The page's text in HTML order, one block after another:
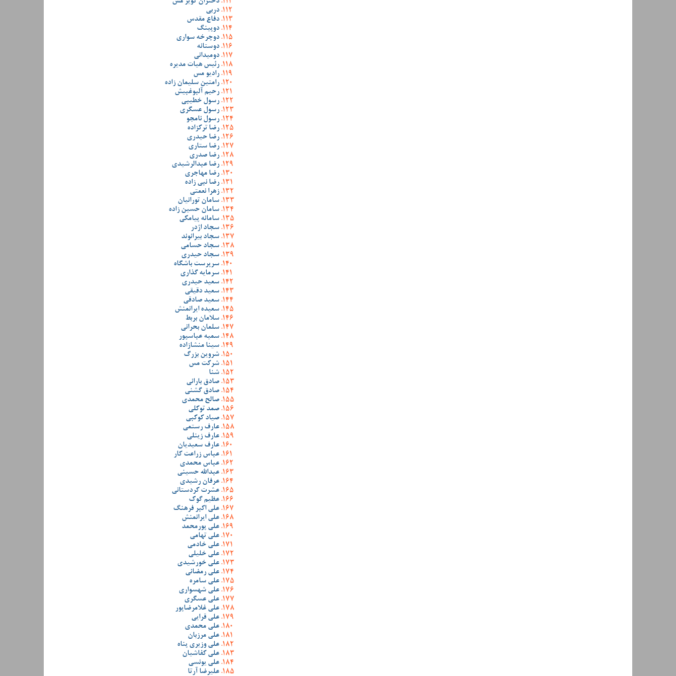
دربی
دفاع مقدس
دوپینگ
دوچرخه سواری
دوستانه
دومیدانی
رئیس هیات مدیره
رادیو مس
رامتین سلیمان زاده
رحیم آلبوغبیش
رسول خطیبی
رسول عسگری
رسول نامجو
رضا ترکزاده
رضا حیدری
رضا ستاری
رضا صدری
رضا عبدالرشیدی
رضا مهاجری
رضا نبی زاده
زهرا نعمتی
سامان تورانیان
سامان حسین زاده
سامانه پیامکی
سجاد اژدر
سجاد بیرانوند
سجاد حسامی
سجاد حیدری
سرپرست باشگاه
سرمایه گذاری
سعید حیدری
سعید دقیقی
سعید صادقی
سعیده ایرانمنش
سلامان بربط
سلمان بحرانی
سمیه عباسپور
سینا منشازاده
شروین بزرگ
شرکت مس
شنا
صادق بارانی
صادق گشنی
صالح محمدی
صمد توکلی
صیاد کوکبی
عارف رستمی
عارف زینلی
عارف سعیدیان
عباس زراعت کار
عباس محمدی
عبدالله حسینی
عرفان رشیدی
عشرت کردستانی
عظیم گوک
علی اکبر فرهنگ
علی ایرانمنش
علی پورمحمد
علی تهامی
علی خادمی
علی خلیلی
علی خورشیدی
علی رمضانی
علی سامره
علی شهسواری
علی عسگری
علی غلامرضاپور
علی قرایی
علی محمدی
علی مرزبان
علی وزیری پناه
علی کفاشیان
علی یونسی
علیرضا آرتا